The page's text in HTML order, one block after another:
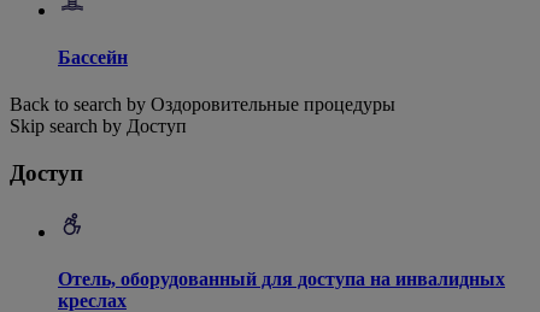
Бассейн
Back to search by Оздоровительные процедуры
Skip search by Доступ
Доступ
Отель, оборудованный для доступа на инвалидных
креслах